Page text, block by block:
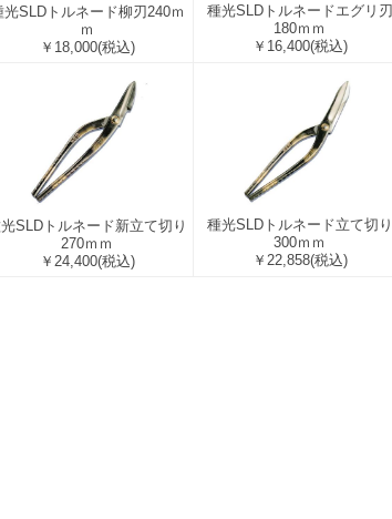
光SLDトルネード柳刃240ｍ
ｍ
￥18,000(税込)
種光SLDトルネードエグリ刃
180ｍｍ
￥16,400(税込)
SLDトルネード新立て切り
270ｍｍ
￥24,400(税込)
種光SLDトルネード立て切り
300ｍｍ
￥22,858(税込)